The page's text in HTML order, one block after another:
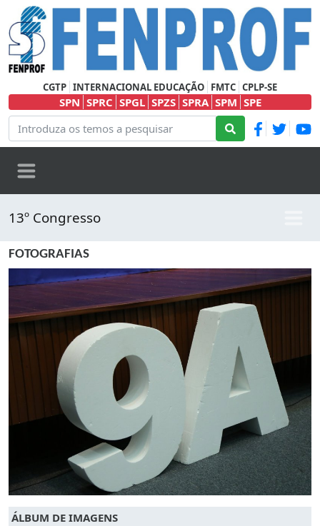
CGTP INTERNACIONAL EDUCAÇÃO FMTC CPLP-SE
SPN SPRC SPGL SPZS SPRA SPM SPE
13º Congresso
FOTOGRAFIAS
ÁLBUM DE IMAGENS